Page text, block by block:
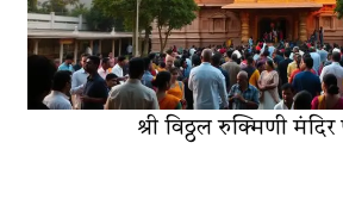
श्री विठ्ठल रुक्मिणी